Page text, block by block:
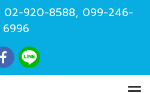
02-920-8588, 099-246-
6996